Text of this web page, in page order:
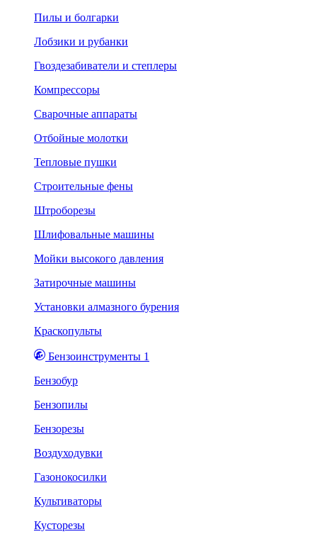
Пилы и болгарки
Лобзики и рубанки
Гвоздезабиватели и степлеры
Компрессоры
Сварочные аппараты
Отбойные молотки
Тепловые пушки
Строительные фены
Штроборезы
Шлифовальные машины
Мойки высокого давления
Затирочные машины
Установки алмазного бурения
Краскопульты
Бензоинструменты 1
Бензобур
Бензопилы
Бензорезы
Воздуходувки
Газонокосилки
Культиваторы
Кусторезы